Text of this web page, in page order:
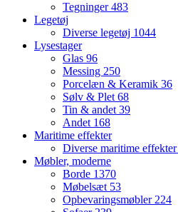
Tegninger483
Legetøj
Diverse legetøj 1044
Lysestager
Glas 96
Messing 250
Porcelæn & Keramik 36
Sølv & Plet68
Tin & andet39
Andet 168
Maritime effekter
Diverse maritime effekter
Møbler, moderne
Borde 1370
Møbelsæt 53
Opbevaringsmøbler224